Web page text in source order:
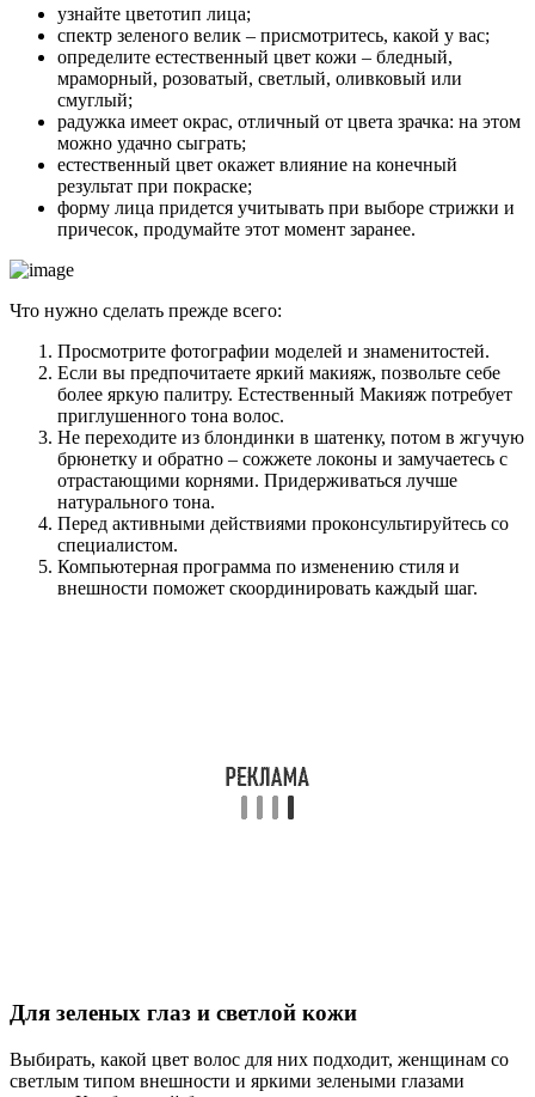
узнайте цветотип лица;
спектр зеленого велик – присмотритесь, какой у вас;
определите естественный цвет кожи – бледный,
мраморный, розоватый, светлый, оливковый или
смуглый;
радужка имеет окрас, отличный от цвета зрачка: на этом
можно удачно сыграть;
естественный цвет окажет влияние на конечный
результат при покраске;
форму лица придется учитывать при выборе стрижки и
причесок, продумайте этот момент заранее.
Что нужно сделать прежде всего:
Просмотрите фотографии моделей и знаменитостей.
Если вы предпочитаете яркий макияж, позвольте себе
более яркую палитру. Естественный Макияж потребует
приглушенного тона волос.
Не переходите из блондинки в шатенку, потом в жгучую
брюнетку и обратно – сожжете локоны и замучаетесь с
отрастающими корнями. Придерживаться лучше
натурального тона.
Перед активными действиями проконсультируйтесь со
специалистом.
Компьютерная программа по изменению стиля и
внешности поможет скоординировать каждый шаг.
Для зеленых глаз и светлой кожи
Выбирать, какой цвет волос для них подходит, женщинам со
светлым типом внешности и яркими зелеными глазами